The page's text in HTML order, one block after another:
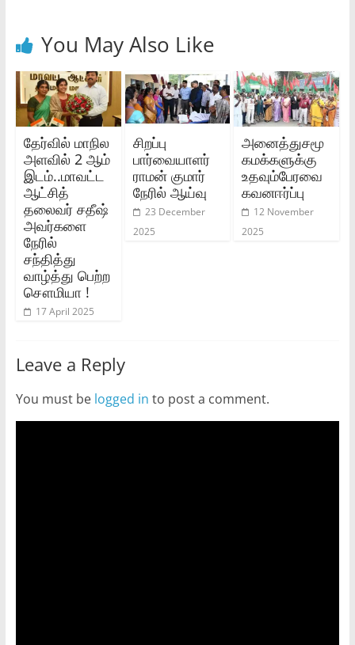
You May Also Like
தேர்வில் மாநில
அளவில் 2 ஆம்
இடம்..மாவட்ட
ஆட்சித்
தலைவர் சதீஷ்
அவர்களை
நேரில்
சந்தித்து
வாழ்த்து பெற்ற
சௌமியா !
17 April 2025
சிறப்பு
பார்வையாளர்
ராமன் குமார்
நேரில் ஆய்வு
23 December
2025
அனைத்துசமூ
கமக்களுக்கு
உதவும்பேரவை
கவனஈர்ப்பு
12 November
2025
Leave a Reply
You must be logged in to post a comment.